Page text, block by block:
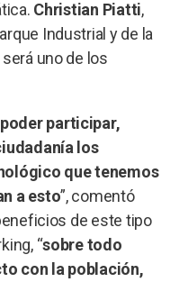
Christian Piatti,
Industrial y de la
será uno de los
participar,
los
que tenemos
a esto”, comentó
de este tipo
“sobre todo
con la población,